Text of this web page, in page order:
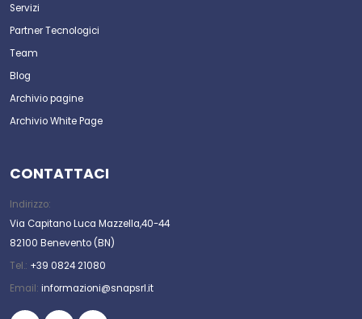
Servizi
Partner Tecnologici
Team
Blog
Archivio pagine
Archivio White Page
CONTATTACI
Indirizzo:
Via Capitano Luca Mazzella,40-44
82100 Benevento (BN)
Tel.: +39 0824 21080
Email: informazioni@snapsrl.it